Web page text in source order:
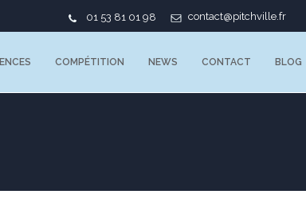
01 53 81 01 98 contact@pitchville.fr
COMPÉTITION NEWS CONTACT BLOG